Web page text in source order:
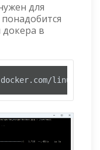
для
докера в
linux/